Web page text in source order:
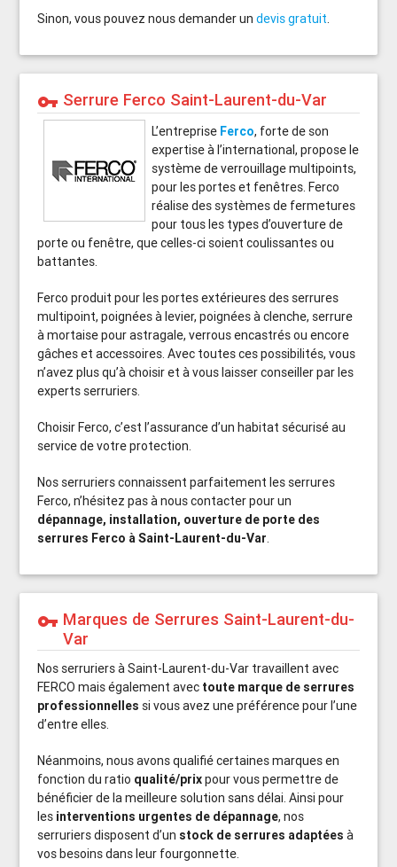
Sinon, vous pouvez nous demander undevis gratuit.
vpn_key Serrure Ferco Saint-Laurent-du-Var
L’entreprise Ferco, forte de son
expertise à l’international, propose le
système de verrouillage multipoints,
pour les portes et fenêtres. Ferco
réalise des systèmes de fermetures
pour tous les types d’ouverture de
porte ou fenêtre, que celles-ci soient coulissantes ou
battantes.
Ferco produit pour les portes extérieures des serrures
multipoint, poignées à levier, poignées à clenche, serrure
à mortaise pour astragale, verrous encastrés ou encore
gâches et accessoires. Avec toutes ces possibilités, vous
n’avez plus qu’à choisir et à vous laisser conseiller par les
experts serruriers.
Choisir Ferco, c’est l’assurance d’un habitat sécurisé au
service de votre protection.
Nos serruriers connaissent parfaitement les serrures
Ferco, n’hésitez pas à nous contacter pour un
dépannage, installation, ouverture de porte des
serrures Ferco à Saint-Laurent-du-Var.
vpn_key Marques de Serrures Saint-Laurent-du-
Var
Nos serruriers à Saint-Laurent-du-Var travaillent avec
FERCO mais également avec toute marque de serrures
professionnelles si vous avez une préférence pour l’une
d’entre elles.
Néanmoins, nous avons qualifié certaines marques en
fonction du ratio qualité/prixpour vous permettre de
bénéficier de la meilleure solution sans délai. Ainsi pour
les interventions urgentes de dépannage, nos
serruriers disposent d’un stock de serrures adaptées à
vos besoins dans leur fourgonnette.